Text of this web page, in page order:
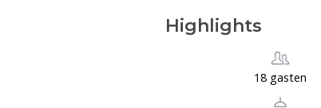
Highlights
18 gasten